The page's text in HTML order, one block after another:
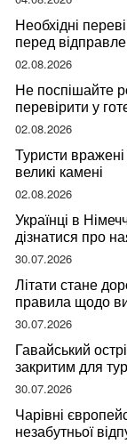
Необхідні
перед
02.08.2026
Не поспішайте
перевірити у
мандрівниці
02.08.2026
Туристи
великі камені
02.08.2026
Українці в
дізнатися про
30.07.2026
Літати стане
правила щодо
30.07.2026
Гавайський
закритим для
відвідувачів
30.07.2026
Чарівні
незабутньої